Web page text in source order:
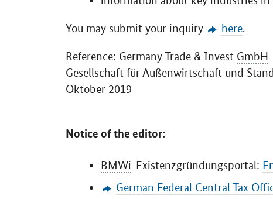
You may submit your inquiry here.
Reference: Germany Trade & Invest GmbH
Gesellschaft für Außenwirtschaft und
Oktober 2019
Notice of the editor:
BMWi-Existenzgründungsportal:
German Federal Central Tax